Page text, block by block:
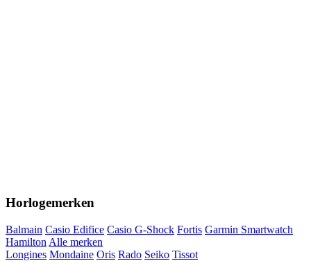
Horlogemerken
Balmain Casio Edifice Casio G-Shock Fortis Garmin Smartwatch
Hamilton Alle merken
Longines Mondaine Oris Rado Seiko Tissot